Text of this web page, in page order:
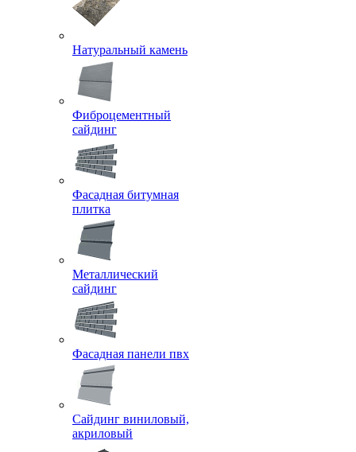
Натуральный камень
Фиброцементный
сайдинг
Фасадная битумная
плитка
Металлический
сайдинг
Фасадная панели пвх
Сайдинг виниловый,
акриловый